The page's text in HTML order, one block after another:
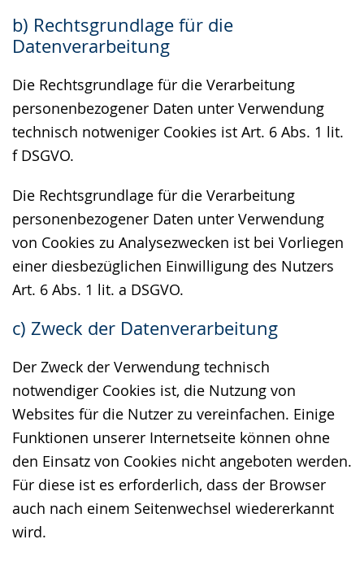
b) Rechtsgrundlage für die
Datenverarbeitung
Die Rechtsgrundlage für die Verarbeitung
personenbezogener Daten unter Verwendung
technisch notweniger Cookies ist Art. 6 Abs. 1 lit.
f DSGVO.
Die Rechtsgrundlage für die Verarbeitung
personenbezogener Daten unter Verwendung
von Cookies zu Analysezwecken ist bei Vorliegen
einer diesbezüglichen Einwilligung des Nutzers
Art. 6 Abs. 1 lit. a DSGVO.
c) Zweck der Datenverarbeitung
Der Zweck der Verwendung technisch
notwendiger Cookies ist, die Nutzung von
Websites für die Nutzer zu vereinfachen. Einige
Funktionen unserer Internetseite können ohne
den Einsatz von Cookies nicht angeboten werden.
Für diese ist es erforderlich, dass der Browser
auch nach einem Seitenwechsel wiedererkannt
wird.